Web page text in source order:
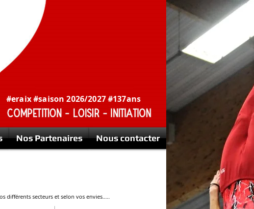
#eraix #saison 2026/2027 #137ans
différents secteurs et selon vos envies.....
Nos Partenaires Nous contacter